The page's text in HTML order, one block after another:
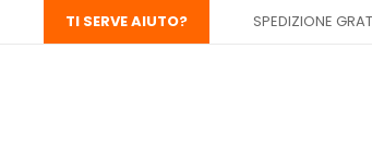
TI SERVE AIUTO? SPEDIZIONE